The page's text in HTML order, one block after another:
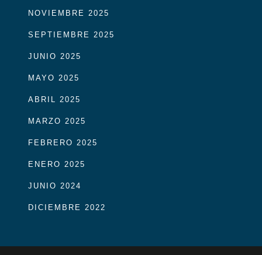
NOVIEMBRE 2025
SEPTIEMBRE 2025
JUNIO 2025
MAYO 2025
ABRIL 2025
MARZO 2025
FEBRERO 2025
ENERO 2025
JUNIO 2024
DICIEMBRE 2022